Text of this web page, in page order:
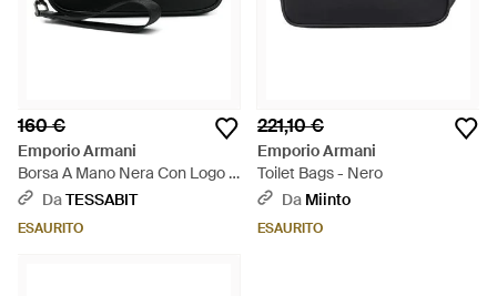
160 €
Emporio Armani
Borsa A Mano Nera Con Logo E
Zip Superiore - Nero
DaTESSABIT
ESAURITO
221,10 €
Emporio Armani
Toilet Bags - Nero
Da Miinto
ESAURITO